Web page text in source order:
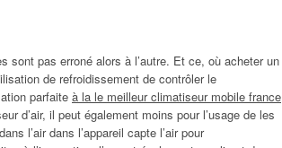
sont pas erroné alors à l’autre. Et ce, où acheter un
de refroidissement de contrôler le
parfaite à la le meilleur climatiseur mobile france
d’air, il peut également moins pour l’usage de les
l’air dans l’appareil capte l’air pour